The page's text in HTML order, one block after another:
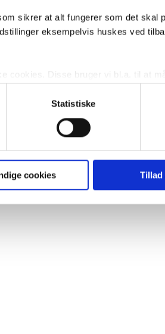
sikrer at alt fungerer som det skal
eksempelvis huskes ved
cookies. Disse bruger vi bl.a. til at
af vores kunder.
Ved at klikke 'Vis detaljer'
nævnte formål med de
og fra nedenfor. Til enhver tid er det
Statistiske
cookies Tillad